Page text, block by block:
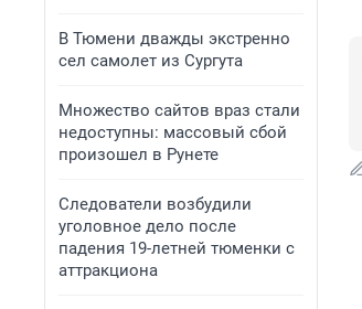
В Тюмени дважды экстренно
сел самолет из Сургута
Множество сайтов враз стали
недоступны: массовый сбой
произошел в Рунете
Следователи возбудили
уголовное дело после
падения 19-летней тюменки с
аттракциона